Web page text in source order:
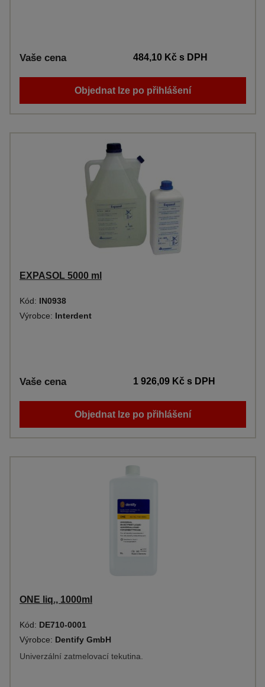
Vaše cena 484,10 Kčs DPH
Objednat lze po přihlášení
EXPASOL 5000 ml
Kód: IN0938
Výrobce: Interdent
Vaše cena 1 926,09 Kčs DPH
Objednat lze po přihlášení
ONE liq., 1000ml
Kód: DE710-0001
Výrobce: Dentify GmbH
Univerzální zatmelovací tekutina.